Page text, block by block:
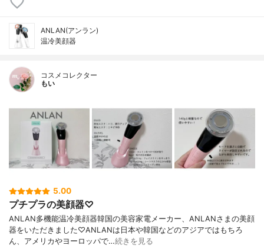
ANLAN(アンラン)
温冷美顔器
コスメコレクター
もい
5.00
プチプラの美顔器♡
ANLAN多機能温冷美顔器韓国の美容家電メーカー、ANLANさまの美顔
器をいただきました♡ANLANは日本や韓国などのアジアではもちろ
ん、アメリカやヨーロッパで…続きを見る